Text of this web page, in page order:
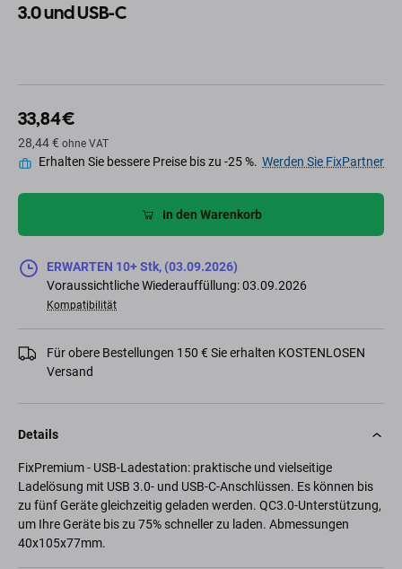
3.0 und USB-C
33,84 €
28,44 € ohne VAT
Erhalten Sie bessere Preise bis zu -25 %. Werden Sie FixPartner
In den Warenkorb
ERWARTEN 10+ Stk, (03.09.2026)
Voraussichtliche Wiederauffüllung: 03.09.2026
Kompatibilität
Für obere Bestellungen 150 € Sie erhalten KOSTENLOSEN
Versand
Details
FixPremium - USB-Ladestation: praktische und vielseitige
Ladelösung mit USB 3.0- und USB-C-Anschlüssen. Es können bis
zu fünf Geräte gleichzeitig geladen werden. QC3.0-Unterstützung,
um Ihre Geräte bis zu 75% schneller zu laden. Abmessungen
40x105x77mm.